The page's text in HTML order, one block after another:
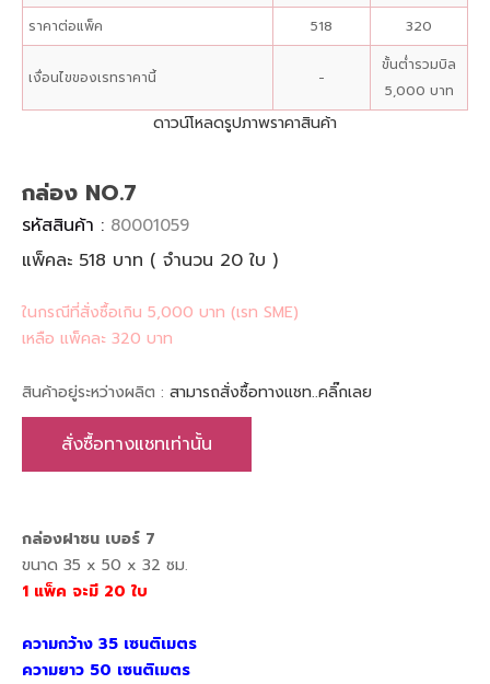
ราคาต่อแพ็ค
518 320
เงื่อนไขของเรทราคานี้ -
ขั้นต่ำรวมบิล
5,000 บาท
ดาวน์โหลดรูปภาพราคาสินค้า
กล่อง NO.7
รหัสสินค้า : 80001059
แพ็คละ 518 บาท ( จำนวน 20 ใบ )
ในกรณีที่สั่งซื้อเกิน 5,000 บาท (เรท SME)
เหลือ แพ็คละ 320 บาท
สินค้าอยู่ระหว่างผลิต : สามารถสั่งซื้อทางแชท..คลิ๊กเลย
สั่งซื้อทางแชทเท่านั้น
กล่องฝาชน เบอร์ 7
ขนาด 35 x 50 x 32 ซม.
1 แพ็ค จะมี 20 ใบ
ความกว้าง 35 เซนติเมตร
ความยาว 50 เซนติเมตร